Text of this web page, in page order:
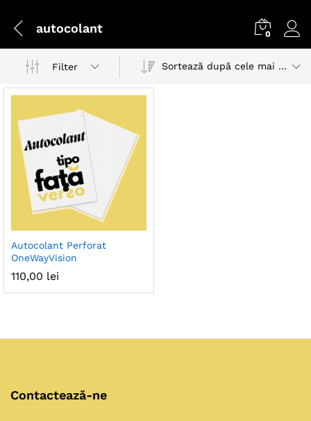
autocolant 0
Filter Sortează după cele mai recente
Autocolant Perforat
OneWayVision
110,00 lei
Contactează-ne